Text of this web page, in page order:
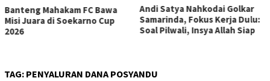
Andi Satya Nahkodai Golkar
Samarinda, Fokus Kerja Dulu:
Soal Pilwali, Insya Allah Siap
Andi Satya Calon Tunggal
Ketua Golkar Samarinda,
Musda Siap Digelar 8 Agustus
TAG: PENYALURAN DANA POSYANDU